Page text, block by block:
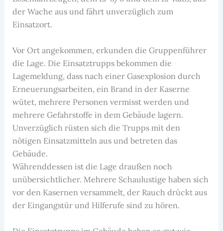
der Wache aus und fährt unverzüglich zum
Einsatzort.
Vor Ort angekommen, erkunden die Gruppenführer
die Lage. Die Einsatztrupps bekommen die
Lagemeldung, dass nach einer Gasexplosion durch
Erneuerungsarbeiten, ein Brand in der Kaserne
wütet, mehrere Personen vermisst werden und
mehrere Gefahrstoffe in dem Gebäude lagern.
Unverzüglich rüsten sich die Trupps mit den
nötigen Einsatzmitteln aus und betreten das
Gebäude.
Währenddessen ist die Lage draußen noch
unübersichtlicher. Mehrere Schaulustige haben sich
vor den Kasernen versammelt, der Rauch drückt aus
der Eingangstür und Hilferufe sind zu hören.